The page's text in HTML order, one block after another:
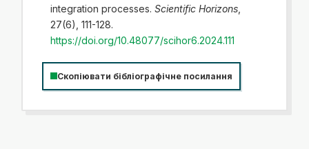
integration processes. Scientific Horizons,
27(6), 111-128.
https://doi.org/10.48077/scihor6.2024.111
Скопіювати бібліографічне посилання